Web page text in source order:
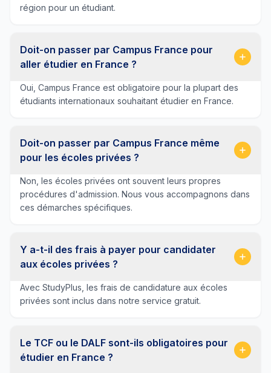
région pour un étudiant.
Doit-on passer par Campus France pour
aller étudier en France ?
Oui, Campus France est obligatoire pour la plupart des
étudiants internationaux souhaitant étudier en France.
Doit-on passer par Campus France même
pour les écoles privées ?
Non, les écoles privées ont souvent leurs propres
procédures d'admission. Nous vous accompagnons dans
ces démarches spécifiques.
Y a-t-il des frais à payer pour candidater
aux écoles privées ?
Avec StudyPlus, les frais de candidature aux écoles
privées sont inclus dans notre service gratuit.
Le TCF ou le DALF sont-ils obligatoires pour
étudier en France ?